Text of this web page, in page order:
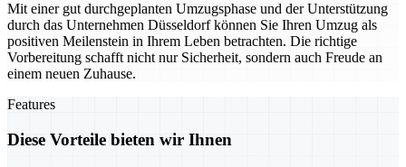
Mit einer gut durchgeplanten Umzugsphase und der Unterstützung
durch das Unternehmen Düsseldorf können Sie Ihren Umzug als
positiven Meilenstein in Ihrem Leben betrachten. Die richtige
Vorbereitung schafft nicht nur Sicherheit, sondern auch Freude an
einem neuen Zuhause.
Features
Diese Vorteile bieten wir Ihnen